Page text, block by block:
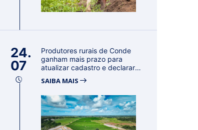
24.
07
Produtores rurais de Conde
ganham mais prazo para
atualizar cadastro e declarar
SAIBA MAIS